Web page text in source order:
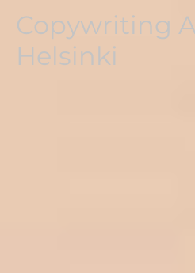
sisältöön
Copywriting
Helsinki